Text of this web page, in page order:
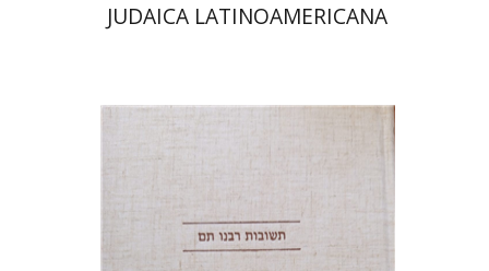
JUDAICA LATINOAMERICANA